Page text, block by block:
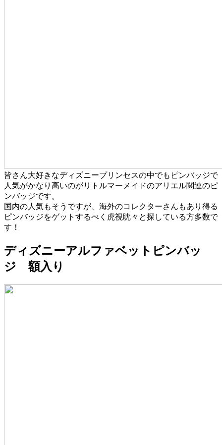
皆さん大好きなディズニープリンセスの中でもピンバッジで
人気がかなり高いのがリトルマーメイドのアリエル関連のピ
ンバッジです。
国内の人気もそうですが、海外のコレクターさんもあり得る
ピンバッジをゲットするべく虎視眈々と探している方多数で
す！
ディズニーアルファベットピンバッ
ジ 額入り